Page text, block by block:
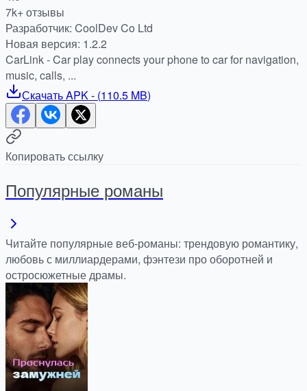
7k+ отзывы
Разработчик: CoolDev Co Ltd
Новая версия: 1.2.2
CarLink - Car play connects your phone to car for navigation,
music, calls, ...
СкачатьAPK- (110.5 MB)
Копировать ссылку
Популярные романы
Читайте популярные веб-романы: трендовую романтику,
любовь с миллиардерами, фэнтези про оборотней и
остросюжетные драмы.